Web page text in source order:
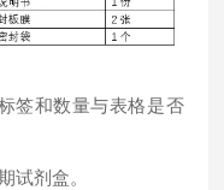
签和数量与表格是否
试剂盒。